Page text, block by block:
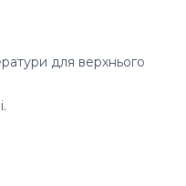
для верхнього